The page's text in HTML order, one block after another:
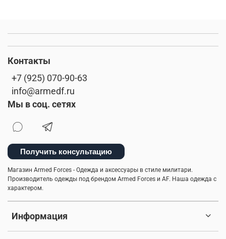
Информация
Контакты
+7 (925) 070-90-63
info@armedf.ru
Мы в соц. сетях
Получить консультацию
Магазин Armed Forces - Одежда и аксессуары в стиле милитари.
Производитель одежды под брендом Armed Forces и AF. Наша одежда с
характером.